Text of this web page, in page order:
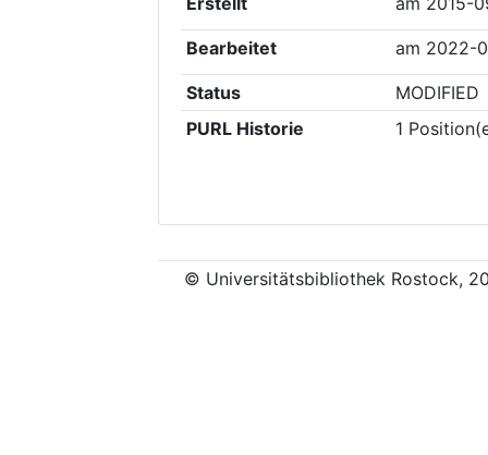
Bearbeitet am 2022-
Status
MODIFIED
PURL Historie
1
© Universitätsbibliothek Rostock,